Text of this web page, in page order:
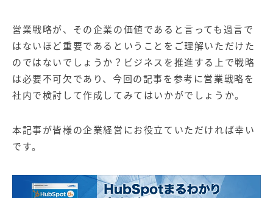
営業戦略が、その企業の価値であると言っても過言で
はないほど重要であるということをご理解いただけた
のではないでしょうか？ビジネスを推進する上で戦略
は必要不可欠であり、今回の記事を参考に営業戦略を
社内で検討して作成してみてはいかがでしょうか。
本記事が皆様の企業経営にお役立ていただければ幸い
です。